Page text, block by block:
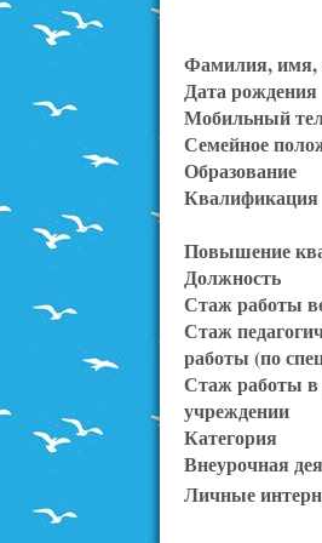
Фамилия, имя,
Дата рождения
Мобильный
Семейное
Образование
Квалификация
Повышение
Должность
Стаж работы
Стаж
работы (по
Стаж работы в
учреждении
Категория
Внеурочная
Личные